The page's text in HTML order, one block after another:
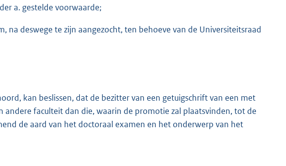
a. gestelde voorwaarde;
na deswege te zijn aangezocht, ten behoeve van de Universiteitsraad
kan beslissen, dat de bezitter van een getuigschrift van een met
andere faculteit dan die, waarin de promotie zal plaatsvinden, tot de
de aard van het doctoraal examen en het onderwerp van het